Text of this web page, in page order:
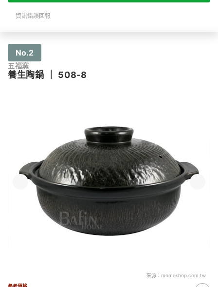
資訊錯誤回報
No.2
五福窯
養生陶鍋 508-8
來源： momoshop.com.tw